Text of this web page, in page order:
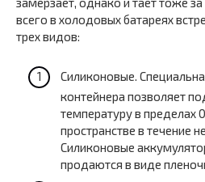
всего в холодовых батареях
трех видов:
Силиконовые.
контейнера позволяет
температуру в пределах
пространстве в течение
Силиконовые
продаются в виде